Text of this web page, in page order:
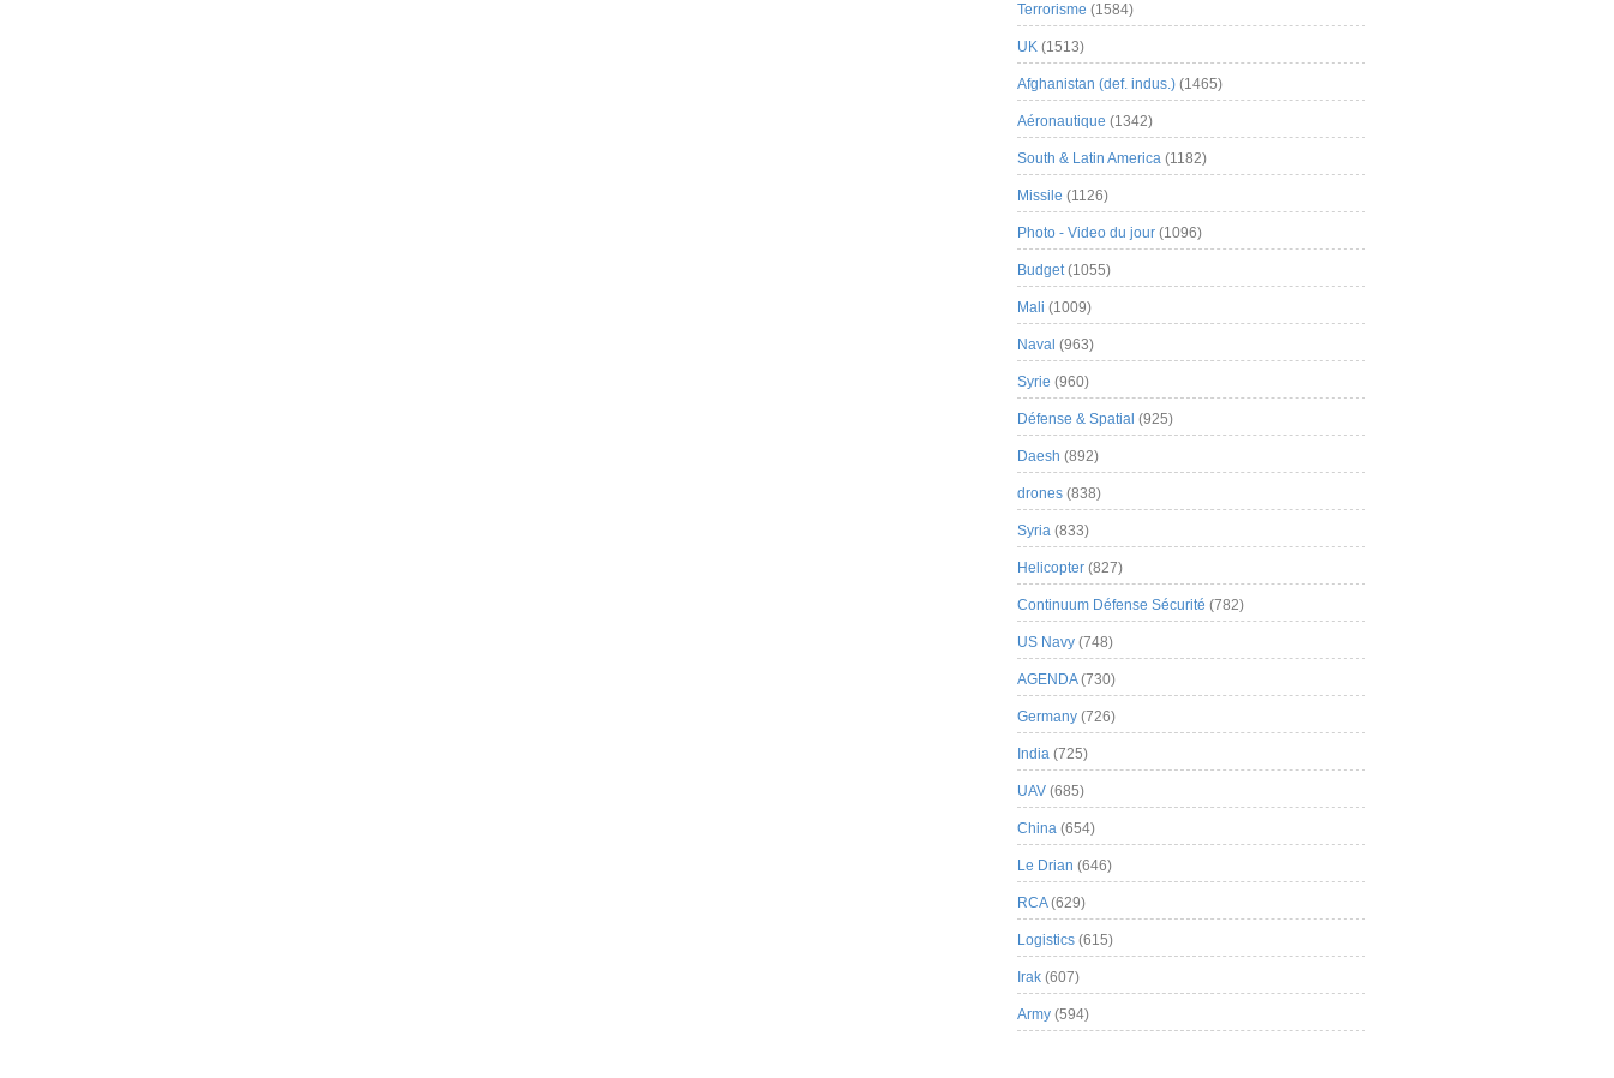
Terrorisme (1584)
UK (1513)
Afghanistan (def. indus.) (1465)
Aéronautique (1342)
South & Latin America (1182)
Missile (1126)
Photo - Video du jour (1096)
Budget(1055)
Mali (1009)
Naval (963)
Syrie (960)
Défense & Spatial (925)
Daesh (892)
drones (838)
Syria (833)
Helicopter (827)
Continuum Défense Sécurité (782)
US Navy (748)
AGENDA(730)
Germany (726)
India (725)
UAV (685)
China (654)
Le Drian (646)
RCA(629)
Logistics (615)
Irak (607)
Army (594)